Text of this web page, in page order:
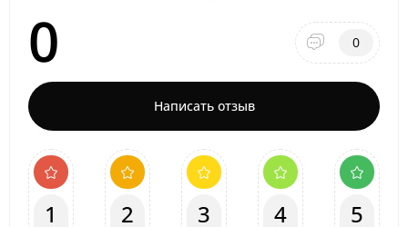
0 0
Написать отзыв
1 2 3 4 5